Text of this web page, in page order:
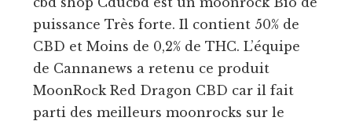
puissance Très forte. Il contient 50% de
CBD et Moins de 0,2% de THC. L’équipe
de Cannanews a retenu ce produit
MoonRock Red Dragon CBD car il fait
parti des meilleurs moonrocks sur le